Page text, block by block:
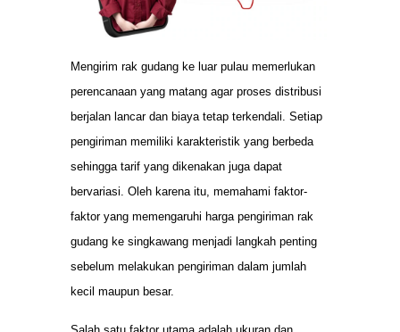
Mengirim rak gudang ke luar pulau memerlukan
perencanaan yang matang agar proses distribusi
berjalan lancar dan biaya tetap terkendali. Setiap
pengiriman memiliki karakteristik yang berbeda
sehingga tarif yang dikenakan juga dapat
bervariasi. Oleh karena itu, memahami faktor-
faktor yang memengaruhi harga pengiriman rak
gudang ke singkawang menjadi langkah penting
sebelum melakukan pengiriman dalam jumlah
kecil maupun besar.